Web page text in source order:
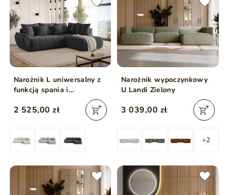
Narożnik L uniwersalny z
funkcją spania i
Antracytowy
2 525,00 zł
Narożnik wypoczynkowy
U Landi Zielony
3 039,00 zł
+2